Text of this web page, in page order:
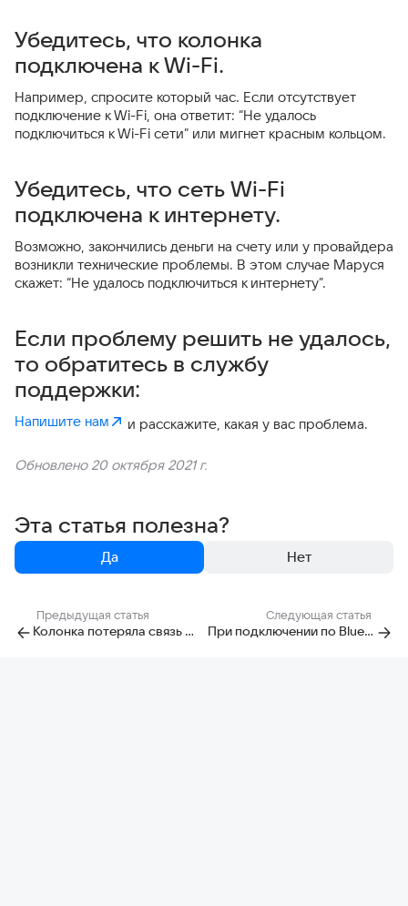
Убедитесь, что колонка
подключена к Wi-Fi.
Например, спросите который час. Если отсутствует
подключение к Wi-Fi, она ответит: “Не удалось
подключиться к Wi-Fi сети” или мигнет красным кольцом.
Убедитесь, что сеть Wi-Fi
подключена к интернету.
Возможно, закончились деньги на счету или у провайдера
возникли технические проблемы. В этом случае Маруся
скажет: “Не удалось подключиться к интернету”.
Если проблему решить не удалось,
то обратитесь в службу
поддержки:
Напишите нам и расскажите, какая у вас проблема.
Обновлено 20 октября 2021 г.
Эта статья полезна?
Да Нет
Предыдущая статья
Колонка потеряла связь с сервером
Следующая статья
При подключении по Bluetooth звук идёт с короткими прерываниями